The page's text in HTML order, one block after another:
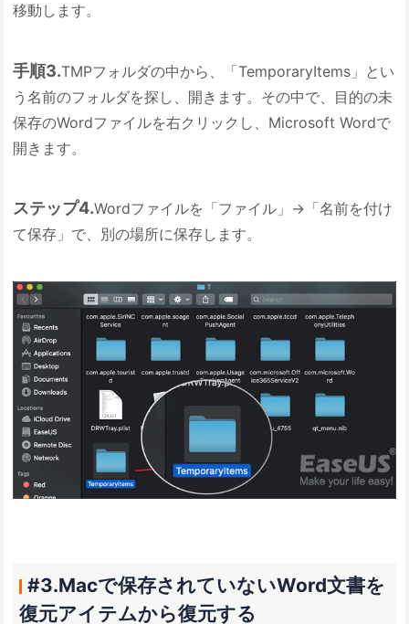
移動します。
手順3.TMPフォルダの中から、「TemporaryItems」とい
う名前のフォルダを探し、開きます。その中で、目的の未
保存のWordファイルを右クリックし、Microsoft Wordで
開きます。
ステップ4.Wordファイルを「ファイル」→「名前を付け
て保存」で、別の場所に保存します。
#3.Macで保存されていないWord文書を
復元アイテムから復元する